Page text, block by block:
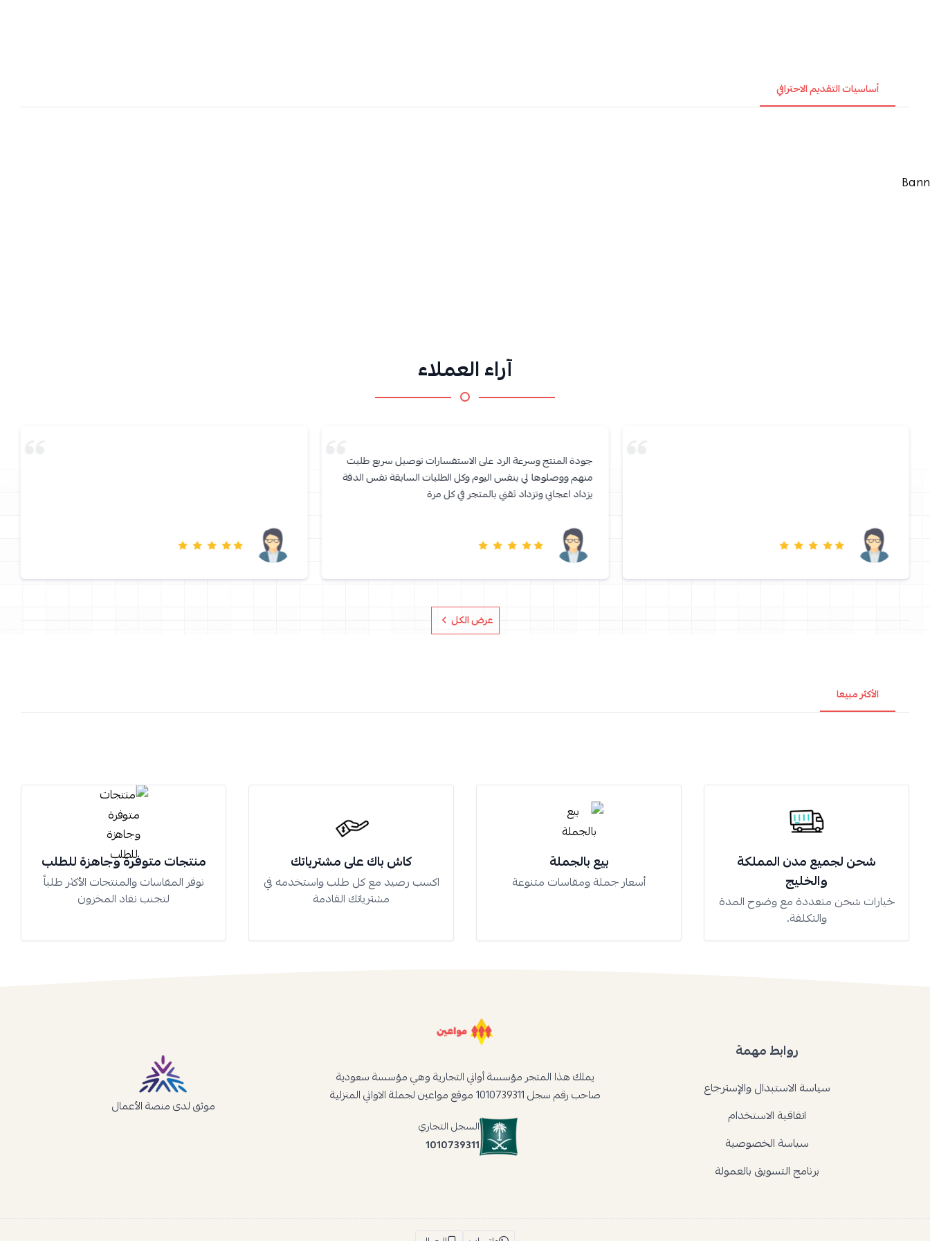
أساسيات التقديم الاحترافي
آراء العملاء
جودة المنتج وسرعة الرد على الاستفسارات توصيل سريع طلبت
منهم ووصلوها لي بنفس اليوم وكل الطلبات السابقة نفس الدقة
يزداد اعجابي وتزداد ثقتي بالمتجر في كل مرة
عرض الكل
الأكثر مبيعا
شحن لجميع مدن المملكة
والخليج
خيارات شحن متعددة مع وضوح المدة
والتكلفة.
بيع بالجملة
أسعار جملة ومقاسات متنوعة
كاش باك على مشترياتك
اكسب رصيد مع كل طلب واستخدمه في
مشترياتك القادمة
منتجات متوفرة وجاهزة للطلب
نوفر المقاسات والمنتجات الأكثر طلباً
لتجنب نفاد المخزون
روابط مهمة
سياسة الاستبدال والإسترجاع
اتفاقية الاستخدام
سياسة الخصوصية
برنامج التسويق بالعمولة
يملك هذا المتجر مؤسسة أواني التجارية وهي مؤسسة سعودية
صاحب رقم سجل 1010739311 موقع مواعين لجملة الاواني المنزلية
السجل التجاري
1010739311
موثق لدى منصة الأعمال